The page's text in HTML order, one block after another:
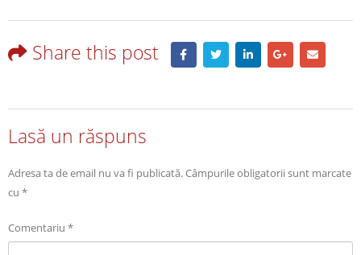
Share this post
Lasă un răspuns
Adresa ta de email nu va fi publicată.Câmpurile obligatorii sunt marcate
cu *
Comentariu *